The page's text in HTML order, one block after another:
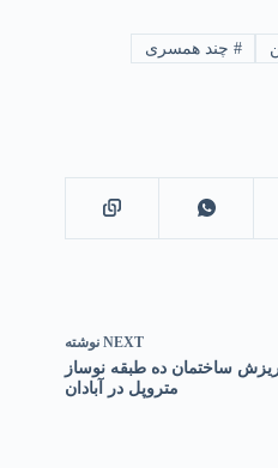
# چند همسری
NEXT نوشته
ساختمان ده طبقه نوساز
متروپل در آبادان